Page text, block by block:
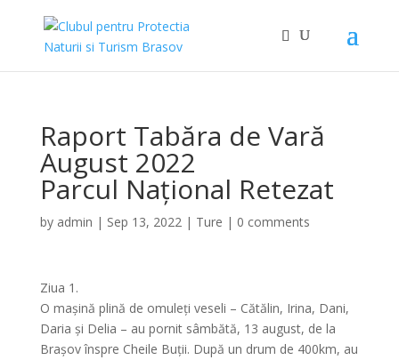
Raport Tabăra de Vară
August 2022
Parcul Național Retezat
by admin | Sep 13, 2022| Ture | 0 comments
Ziua 1.
O mașină plină de omuleți veseli – Cătălin, Irina, Dani,
Daria și Delia – au pornit sâmbătă, 13 august, de la
Brașov înspre Cheile Buții. După un drum de 400km, au